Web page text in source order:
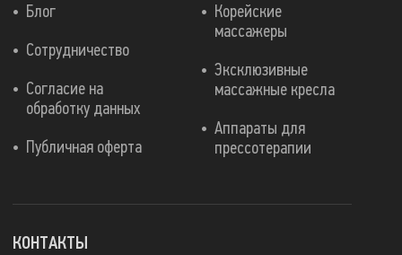
Корейские
массажеры
Эксклюзивные
массажные кресла
Аппараты для
прессотерапии
Блог
Сотрудничество
Согласие на
обработку данных
Публичная оферта
КОНТАКТЫ